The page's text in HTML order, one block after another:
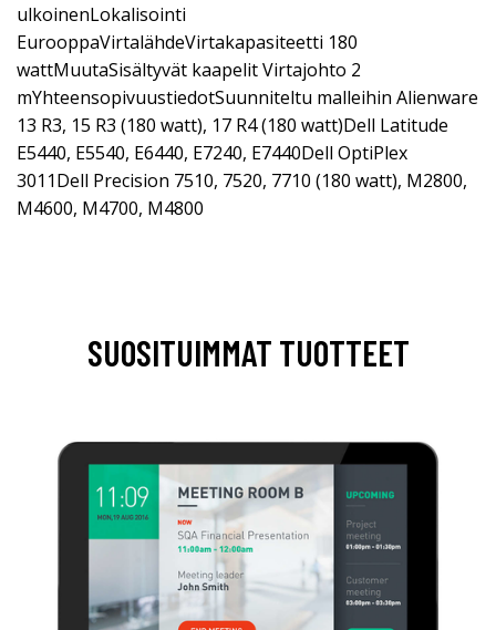
ulkoinenLokalisointi
EurooppaVirtalähdeVirtakapasiteetti 180
wattMuutaSisältyvät kaapelit Virtajohto 2
mYhteensopivuustiedotSuunniteltu malleihin Alienware
13 R3, 15 R3 (180 watt), 17 R4 (180 watt)Dell Latitude
E5440, E5540, E6440, E7240, E7440Dell OptiPlex
3011Dell Precision 7510, 7520, 7710 (180 watt), M2800,
M4600, M4700, M4800
SUOSITUIMMAT TUOTTEET